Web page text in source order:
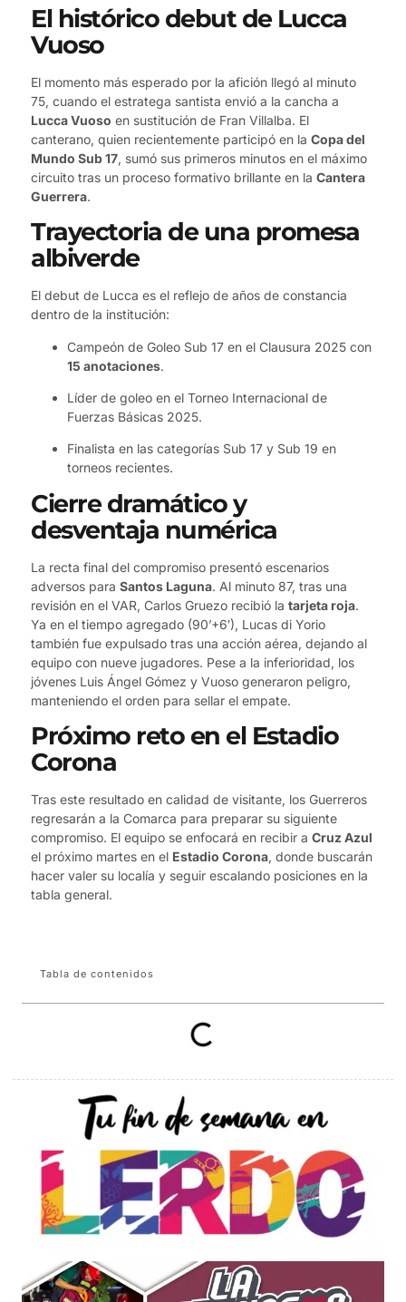
El histórico debut de Lucca
Vuoso
El momento más esperado por la afición llegó al minuto
75, cuando el estratega santista envió a la cancha a
Lucca Vuoso en sustitución de Fran Villalba. El
canterano, quien recientemente participó en la Copa del
Mundo Sub 17, sumó sus primeros minutos en el máximo
circuito tras un proceso formativo brillante en la Cantera
Guerrera.
Trayectoria de una promesa
albiverde
El debut de Lucca es el reflejo de años de constancia
dentro de la institución:
Campeón de Goleo Sub 17 en el Clausura 2025 con
15 anotaciones.
Líder de goleo en el Torneo Internacional de
Fuerzas Básicas 2025.
Finalista en las categorías Sub 17 y Sub 19 en
torneos recientes.
Cierre dramático y
desventaja numérica
La recta final del compromiso presentó escenarios
adversos para Santos Laguna. Al minuto 87, tras una
revisión en el VAR, Carlos Gruezo recibió la tarjeta roja.
Ya en el tiempo agregado (90’+6′), Lucas di Yorio
también fue expulsado tras una acción aérea, dejando al
equipo con nueve jugadores. Pese a la inferioridad, los
jóvenes Luis Ángel Gómez y Vuoso generaron peligro,
manteniendo el orden para sellar el empate.
Próximo reto en el Estadio
Corona
Tras este resultado en calidad de visitante, los Guerreros
regresarán a la Comarca para preparar su siguiente
compromiso. El equipo se enfocará en recibir a Cruz Azul
el próximo martes en el Estadio Corona, donde buscarán
hacer valer su localía y seguir escalando posiciones en la
tabla general.
Tabla de contenidos